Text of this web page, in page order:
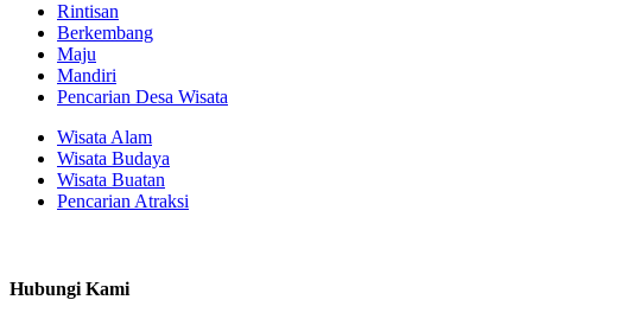
Rintisan
Berkembang
Maju
Mandiri
Pencarian Desa Wisata
Wisata Alam
Wisata Budaya
Wisata Buatan
Pencarian Atraksi
Hubungi Kami